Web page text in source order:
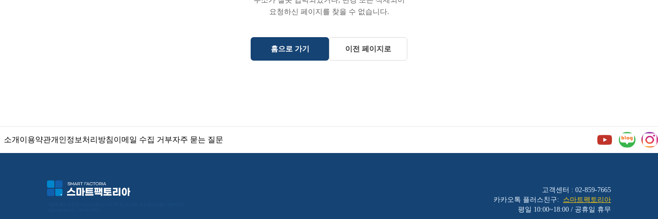
요청하신 페이지를 찾을 수 없습니다.
홈으로 가기 이전 페이지로
소개 이용약관개인정보처리방침이메일 수집 거부자주 묻는 질문
고객센터 : 02-859-7665
카카오톡 플러스친구:
스마트팩토리아
평일 10:00~18:00 / 공휴일 휴무